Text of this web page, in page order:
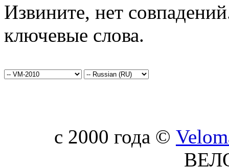
Извините, нет
ключевые слова.
c 2000 года ©